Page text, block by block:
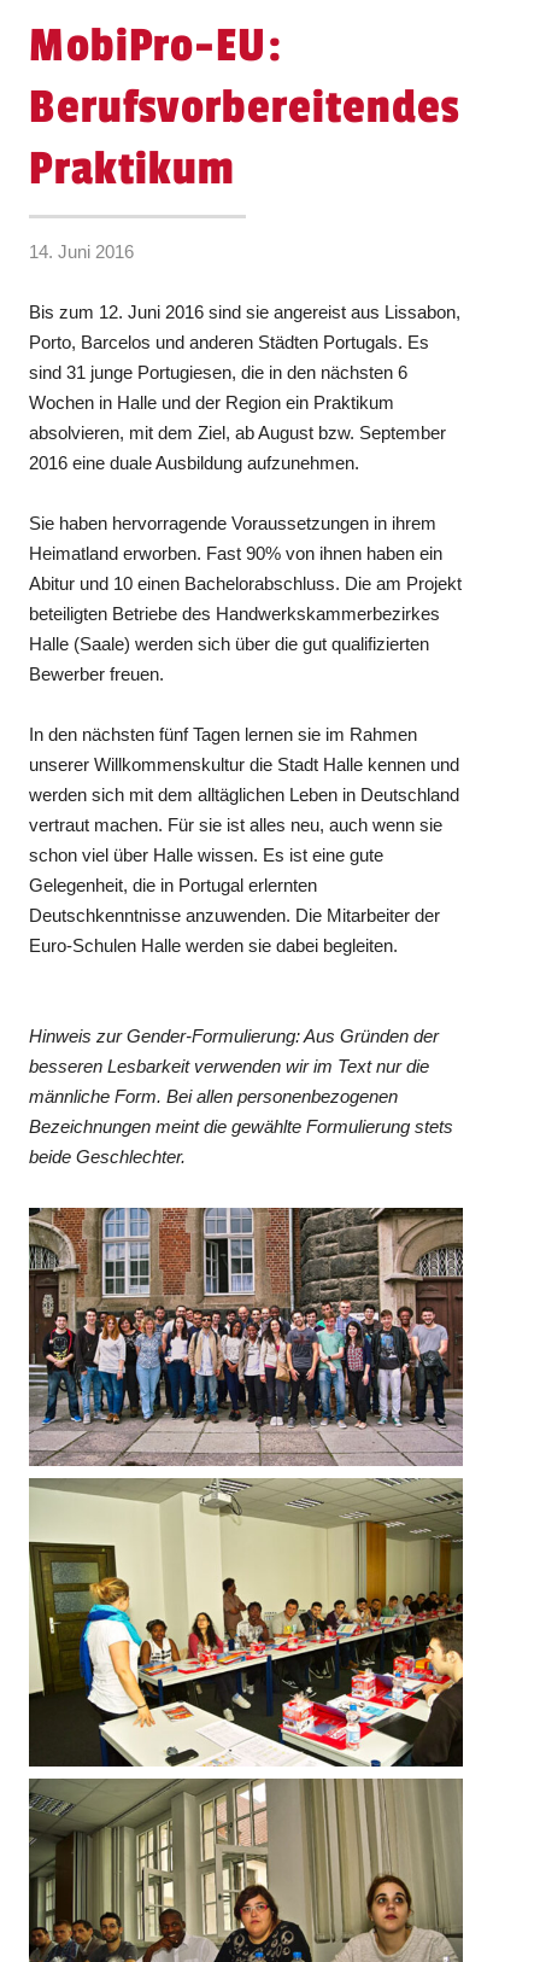
MobiPro-EU:
Berufsvorbereitendes
Praktikum
14. Juni 2016
Bis zum 12. Juni 2016 sind sie angereist aus Lissabon,
Porto, Barcelos und anderen Städten Portugals. Es
sind 31 junge Portugiesen, die in den nächsten 6
Wochen in Halle und der Region ein Praktikum
absolvieren, mit dem Ziel, ab August bzw. September
2016 eine duale Ausbildung aufzunehmen.
Sie haben hervorragende Voraussetzungen in ihrem
Heimatland erworben. Fast 90% von ihnen haben ein
Abitur und 10 einen Bachelorabschluss. Die am Projekt
beteiligten Betriebe des Handwerkskammerbezirkes
Halle (Saale) werden sich über die gut qualifizierten
Bewerber freuen.
In den nächsten fünf Tagen lernen sie im Rahmen
unserer Willkommenskultur die Stadt Halle kennen und
werden sich mit dem alltäglichen Leben in Deutschland
vertraut machen. Für sie ist alles neu, auch wenn sie
schon viel über Halle wissen. Es ist eine gute
Gelegenheit, die in Portugal erlernten
Deutschkenntnisse anzuwenden. Die Mitarbeiter der
Euro-Schulen Halle werden sie dabei begleiten.
Hinweis zur Gender-Formulierung: Aus Gründen der
besseren Lesbarkeit verwenden wir im Text nur die
männliche Form. Bei allen personenbezogenen
Bezeichnungen meint die gewählte Formulierung stets
beide Geschlechter.